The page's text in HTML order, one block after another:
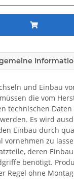
und Einbau
die vom
technischen Daten
Es wird
Einbau durch
vornehmen zu
deren
benötigt.
Regel ohne